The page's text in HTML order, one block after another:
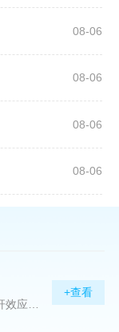
08-06
08-06
08-06
08-06
期货市场因其高效、透明以及杠杆效应而吸引着众多投资者的目光，但对初入此市场的新手而言，最初的一步——开户，往往充满了疑惑与顾虑，“期货开户很麻烦吗？”这是许多人的疑问。首先要明确的是，在中国进行期货交易需要通过正规的期货公司来开立账户。期货公司作为专业的金融服务机构，能够提供期货交易进出、风险管理等服务。因监管要求严格，期货开户过程中涉及到的身份验证、风险评估等步骤确实比较繁琐，但这些都是为了保护投资者的利益而设定的。开户流程一般包括：选择期货公司、提交个人资料进行身份验证、
+查看